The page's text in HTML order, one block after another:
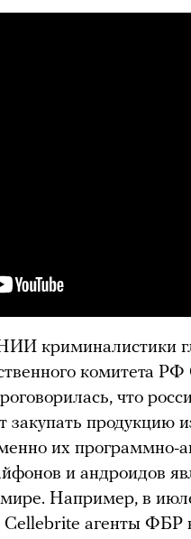
криминалистики
комитета
что
закупать продукцию
их программно-
и андроидов
Например, в
агенты ФБР